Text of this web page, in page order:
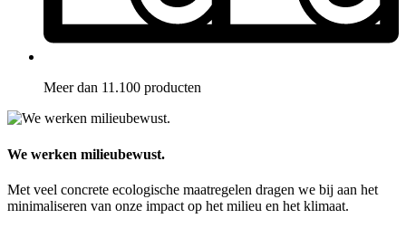
Meer dan 11.100 producten
We werken milieubewust.
Met veel concrete ecologische maatregelen dragen we bij aan het
minimaliseren van onze impact op het milieu en het klimaat.